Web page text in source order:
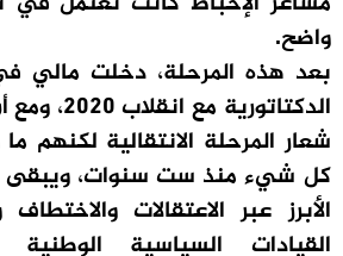
واضح.
بعد هذه المرحلة، دخلت مالي
الدكتاتورية
شعار المرحلة الانتقالية لكنهم
كل شيء منذ ست سنوات، ويبقى
الأبرز عبر الاعتقالات
القيادات السياسية الوطنية